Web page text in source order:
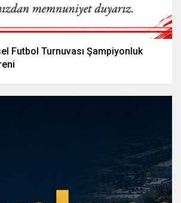
Futbol Turnuvası Şampiyonluk